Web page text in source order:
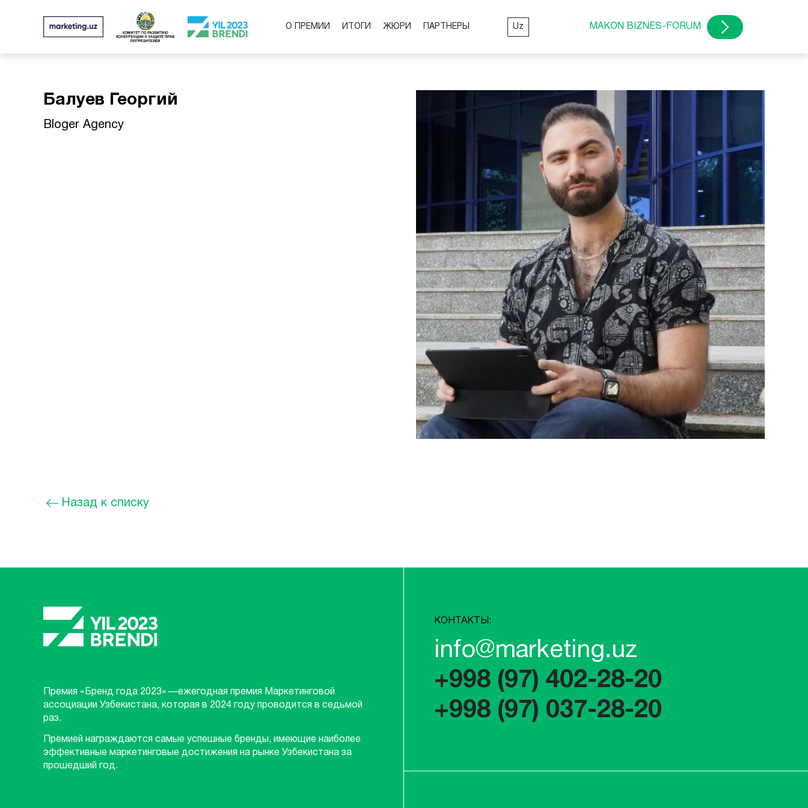
О ПРЕМИИ ИТОГИ ЖЮРИ ПАРТНЕРЫ Uz MAKON BIZNES-FORUM
Балуев Георгий
Bloger Agency
Назад к списку
Премия «Бренд года 2023» —ежегодная премия Маркетинговой
ассоциации Узбекистана, которая в 2024 году проводится в седьмой
раз.
Премией награждаются самые успешные бренды, имеющие наиболее
эффективные маркетинговые достижения на рынке Узбекистана за
прошедший год.
КОНТАКТЫ:
info@marketing.uz
+998 (97) 402-28-20
+998 (97) 037-28-20